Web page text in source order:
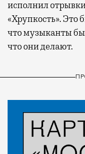
исполнил
«Хрупкость».
что музыканты
что они делают.